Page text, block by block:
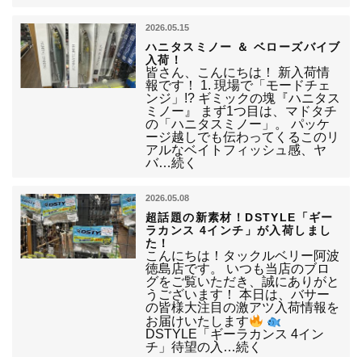
2026.05.15
ハニタスミノー ＆ ベローズバイブ
入荷！
皆さん、こんにちは！ 新入荷情
報です！ 1. 現場で「モードチェ
ンジ」!? ギミックの塊『ハニタス
ミノー』 まず1つ目は、マドタチ
の「ハニタスミノー」。 パッケ
ージ越しでも伝わってくるこのリ
アルなベイトフィッシュ感、ヤ
バ…続く
2026.05.08
超話題の新素材！DSTYLE「ギー
ラカンス 4インチ」が入荷しまし
た！
こんにちは！タックルベリー阿波
徳島店です。 いつも当店のブロ
グをご覧いただき、誠にありがと
うございます！ 本日は、バサー
の皆様大注目の激アツ入荷情報を
お届けいたします
DSTYLE「ギーラカンス 4イン
チ」待望の入…続く